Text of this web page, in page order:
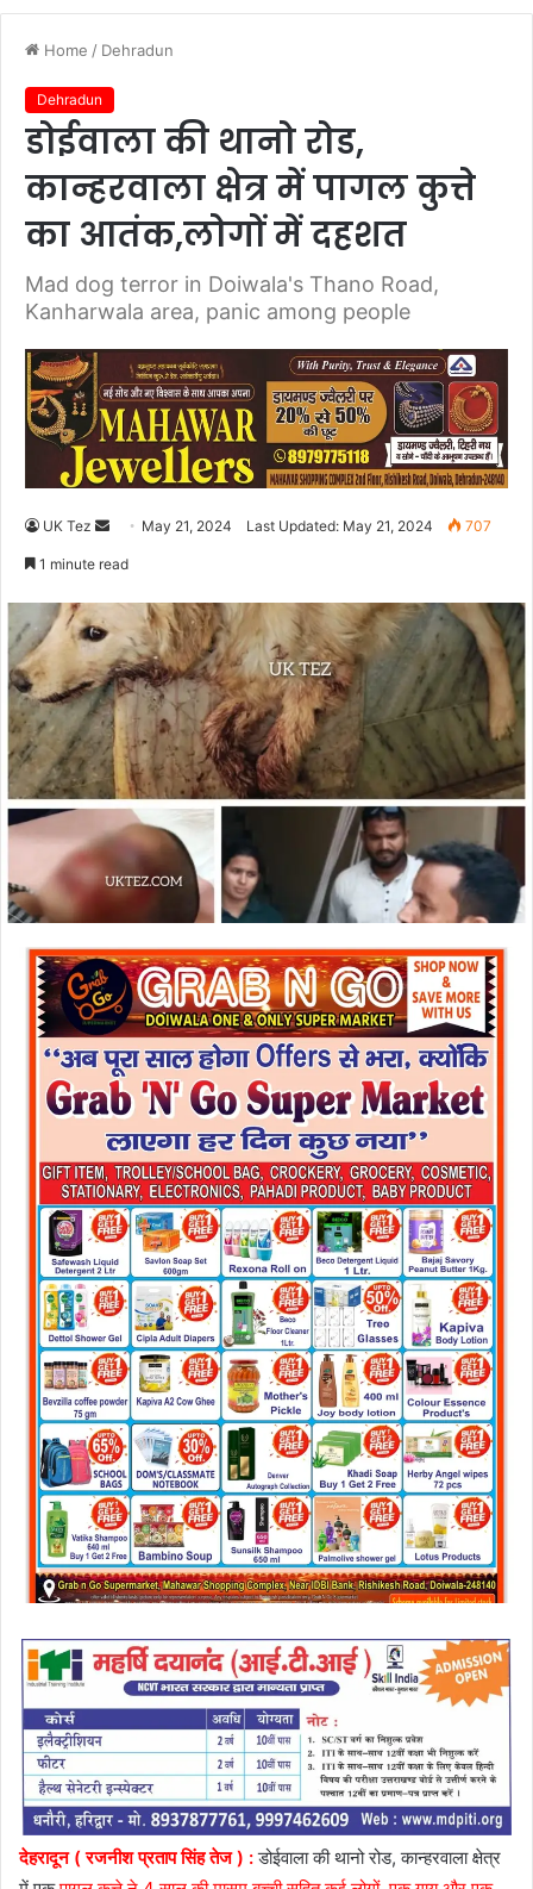
Home / Dehradun
Dehradun
डोईवाला की थानो रोड,
कान्हरवाला क्षेत्र में पागल कुत्ते
का आतंक,लोगों में दहशत
Mad dog terror in Doiwala's Thano Road,
Kanharwala area, panic among people
UK Tez
a
n
e
m
a
l
May 21, 2024 Last Updated: May 21, 2024 707
1 minute read
देहरादून ( रजनीश प्रताप सिंह तेज ) : डोईवाला की थानो रोड, कान्हरवाला क्षेत्र